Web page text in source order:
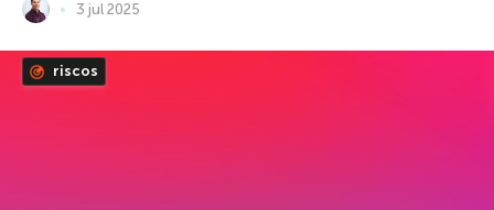
3 jul 2025
riscos